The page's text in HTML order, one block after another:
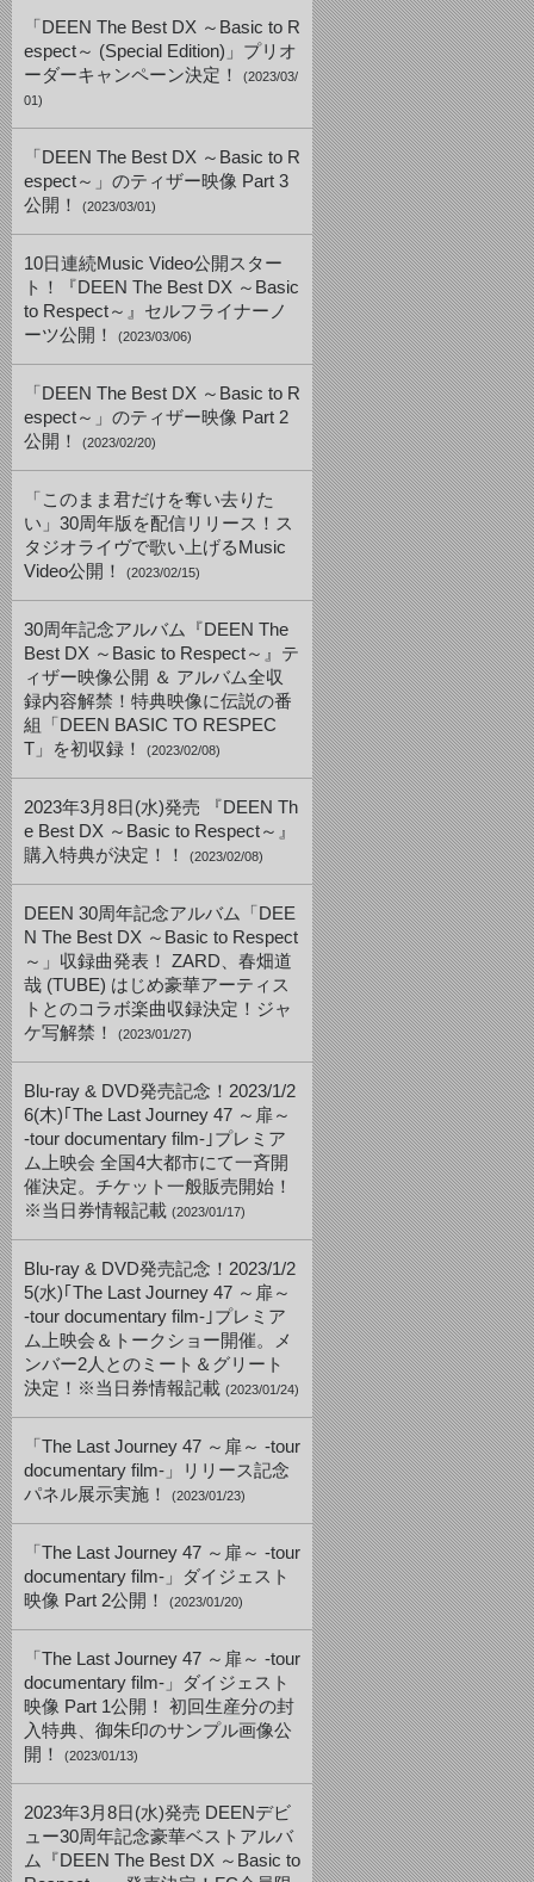
「DEEN The Best DX ～Basic to R
espect～ (Special Edition)」プリオ
ーダーキャンペーン決定！
(2023/03/
01)
「DEEN The Best DX ～Basic to R
espect～」のティザー映像 Part 3
公開！
(2023/03/01)
10日連続Music Video公開スター
ト！『DEEN The Best DX ～Basic
to Respect～』セルフライナーノ
ーツ公開！
(2023/03/06)
「DEEN The Best DX ～Basic to R
espect～」のティザー映像 Part 2
公開！
(2023/02/20)
「このまま君だけを奪い去りた
い」30周年版を配信リリース！ス
タジオライヴで歌い上げるMusic
Video公開！
(2023/02/15)
30周年記念アルバム『DEEN The
Best DX ～Basic to Respect～』テ
ィザー映像公開 ＆ アルバム全収
録内容解禁！特典映像に伝説の番
組「DEEN BASIC TO RESPEC
T」を初収録！
(2023/02/08)
2023年3月8日(水)発売 『DEEN Th
e Best DX ～Basic to Respect～』
購入特典が決定！！
(2023/02/08)
DEEN 30周年記念アルバム「DEE
N The Best DX ～Basic to Respect
～」収録曲発表！ ZARD、春畑道
哉 (TUBE) はじめ豪華アーティス
トとのコラボ楽曲収録決定！ジャ
ケ写解禁！
(2023/01/27)
Blu-ray & DVD発売記念！2023/1/2
6(木)｢The Last Journey 47 ～扉～
-tour documentary film-｣プレミア
ム上映会 全国4大都市にて一斉開
催決定。チケット一般販売開始！
※当日券情報記載 (2023/01/17)
Blu-ray & DVD発売記念！2023/1/2
5(水)｢The Last Journey 47 ～扉～
-tour documentary film-｣プレミア
ム上映会＆トークショー開催。メ
ンバー2人とのミート＆グリート
決定！※当日券情報記載 (2023/01/24)
「The Last Journey 47 ～扉～ -tour
documentary film-」リリース記念
パネル展示実施！
(2023/01/23)
「The Last Journey 47 ～扉～ -tour
documentary film-」ダイジェスト
映像 Part 2公開！
(2023/01/20)
「The Last Journey 47 ～扉～ -tour
documentary film-」ダイジェスト
映像 Part 1公開！ 初回生産分の封
入特典、御朱印のサンプル画像公
開！
(2023/01/13)
2023年3月8日(水)発売 DEENデビ
ュー30周年記念豪華ベストアルバ
ム『DEEN The Best DX ～Basic to